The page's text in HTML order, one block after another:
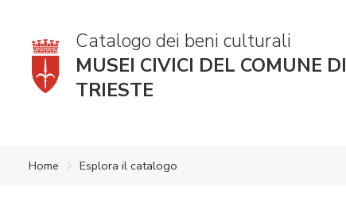
Catalogo dei beni culturali
MUSEI CIVICI DEL COMUNE DI
TRIESTE
Home Esplora il catalogo